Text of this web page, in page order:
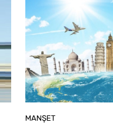
MANŞET